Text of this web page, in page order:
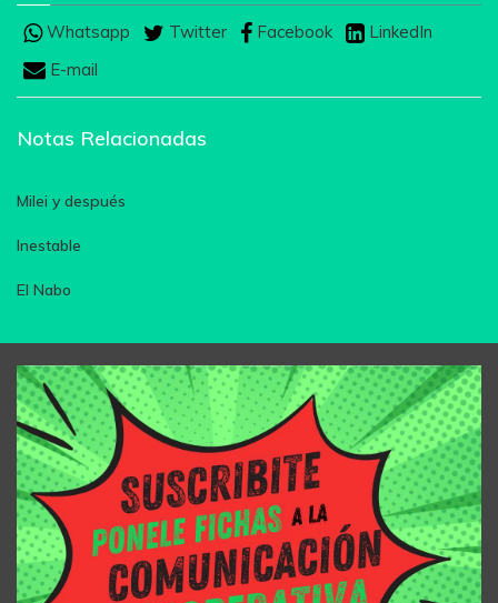
Whatsapp Twitter Facebook
LinkedIn
E-mail
Notas Relacionadas
Milei y después
Inestable
El Nabo